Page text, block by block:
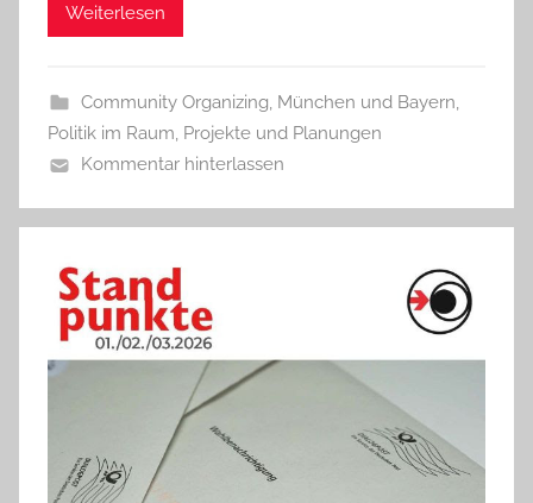
Weiterlesen
Community Organizing, München und Bayern,
Politik im Raum, Projekte und Planungen
Kommentar hinterlassen